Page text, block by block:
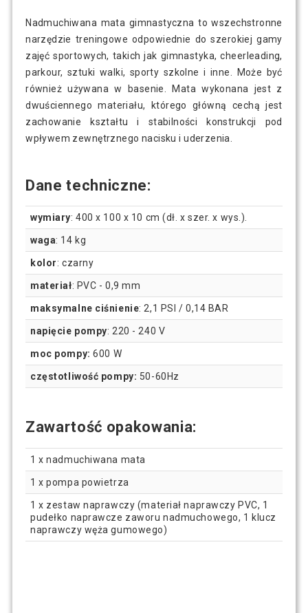
Nadmuchiwana mata gimnastyczna to wszechstronne
narzędzie treningowe odpowiednie do szerokiej gamy
zajęć sportowych, takich jak gimnastyka, cheerleading,
parkour, sztuki walki, sporty szkolne i inne. Może być
również używana w basenie. Mata wykonana jest z
dwuściennego materiału, którego główną cechą jest
zachowanie kształtu i stabilności konstrukcji pod
wpływem zewnętrznego nacisku i uderzenia.
Dane techniczne:
wymiary: 400 x 100 x 10 cm (dł. x szer. x wys.).
waga: 14 kg
kolor: czarny
materiał: PVC - 0,9 mm
maksymalne ciśnienie: 2,1 PSI / 0,14 BAR
napięcie pompy: 220 - 240 V
moc pompy: 600 W
częstotliwość pompy: 50-60Hz
Zawartość opakowania:
1 x nadmuchiwana mata
1 x pompa powietrza
1 x zestaw naprawczy (materiał naprawczy PVC, 1
pudełko naprawcze zaworu nadmuchowego, 1 klucz
naprawczy węża gumowego)